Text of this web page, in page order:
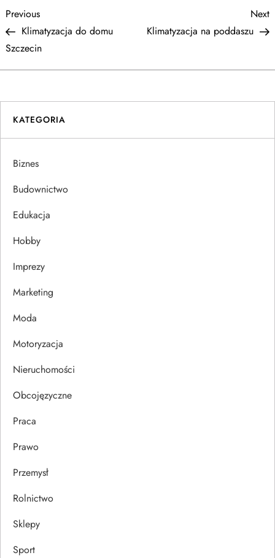
N
a
w
i
g
a
c
a
w
p
u
Previous
Post
Previous
Klimatyzacja do domu
Szczecin
Next
Klimatyzacja na poddaszu
KATEGORIA
Biznes
Budownictwo
Edukacja
Hobby
Imprezy
Marketing
Moda
Motoryzacja
Nieruchomości
Obcojęzyczne
Praca
Prawo
Przemysł
Rolnictwo
Sklepy
Sport